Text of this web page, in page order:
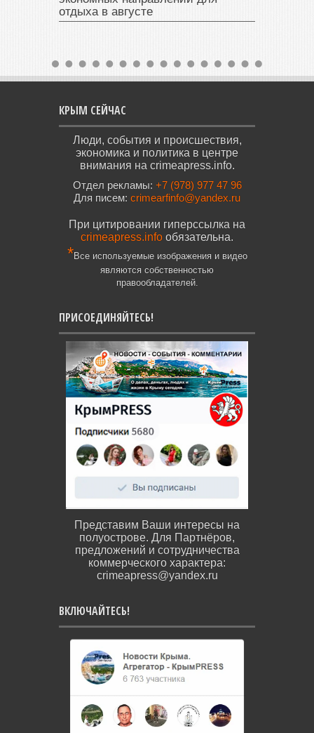
отдыха в августе
КРЫМ СЕЙЧАС
Люди, события и происшествия,
экономика и политика в центре
внимания на crimeapress.info.
Отдел рекламы: +7 (978) 977 47 96
Для писем: crimearfinfo@yandex.ru
При цитировании гиперссылка на
crimeapress.info обязательна.
*Все используемые изображения и видео
являются собственностью
правообладателей.
ПРИСОЕДИНЯЙТЕСЬ!
Представим Ваши интересы на
полуострове. Для Партнёров,
предложений и сотрудничества
коммерческого характера:
crimeapress@yandex.ru
ВКЛЮЧАЙТЕСЬ!